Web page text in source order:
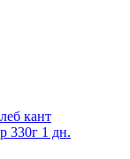
кант
330г 1 дн.